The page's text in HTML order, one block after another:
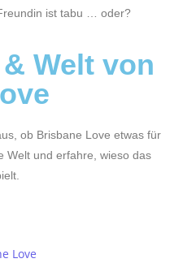
ist tabu … oder?
Welt von
ob Brisbane Love etwas für
Welt und erfahre, wieso das
Love